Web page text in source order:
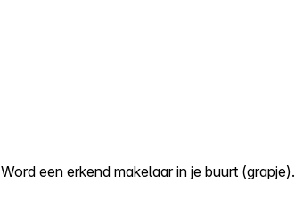
Word een erkend makelaar in je buurt (grapje).